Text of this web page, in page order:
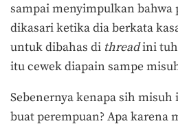
sampai menyimpulkan bahwa
dikasari ketika dia berkata
untuk dibahas di threadini tuh
itu cewek diapain sampe
Sebenernya kenapa sih
buat perempuan? Apa karena